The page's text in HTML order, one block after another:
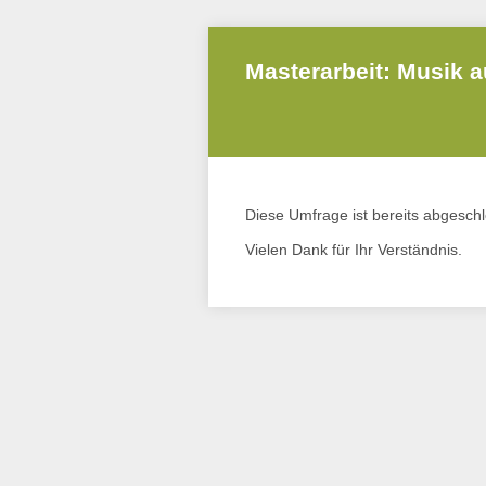
Masterarbeit: Musik
Diese Umfrage ist bereits
Vielen Dank für Ihr Verständnis.